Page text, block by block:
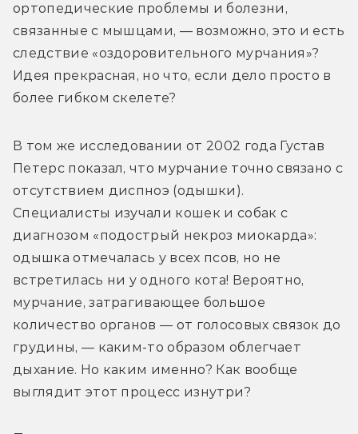
ортопедические проблемы и болезни,
связанные с мышцами, — возможно, это и есть
следствие «оздоровительного мурчания»?
Идея прекрасная, но что, если дело просто в
более гибком скелете?
В том же исследовании от 2002 года Густав
Петерс показал, что мурчание точно связано с
отсутствием диспноэ (одышки).
Специалисты изучали кошек и собак с
диагнозом «подострый некроз миокарда»:
одышка отмечалась у всех псов, но не
встретилась ни у одного кота! Вероятно,
мурчание, затрагивающее большое
количество органов — от голосовых связок до
грудины, — каким-то образом облегчает
дыхание. Но каким именно? Как вообще
выглядит этот процесс изнутри?